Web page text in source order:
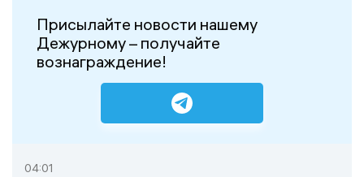
Присылайте новости нашему
Дежурному – получайте
вознаграждение!
04:01